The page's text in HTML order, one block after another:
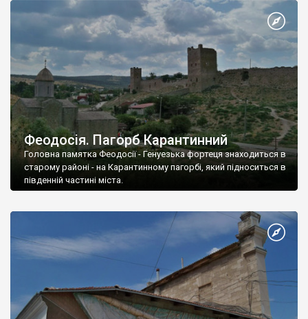
Феодосія. Пагорб Карантинний
Головна памятка Феодосії - Генуезька фортеця знаходиться в
старому районі - на Карантинному пагорбі, який підноситься в
південній частині міста.